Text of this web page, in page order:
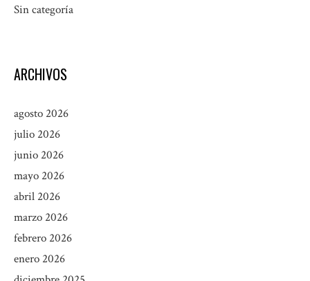
Sin categoría
ARCHIVOS
agosto 2026
julio 2026
junio 2026
mayo 2026
abril 2026
marzo 2026
febrero 2026
enero 2026